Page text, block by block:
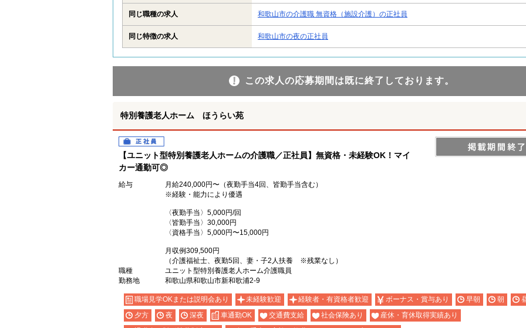
同じ職種の求人 和歌山市の介護職 無資格（施設介護）の正社員
同じ特徴の求人 和歌山市の夜の正社員
この求人の応募期間は既に終了しております。
特別養護老人ホーム ほうらい苑
正社員
【ユニット型特別養護老人ホームの介護職／正社員】無資格・未経験OK！マイ
カー通勤可◎
給与
月給240,000円〜（夜勤手当4回、皆勤手当含む）
※経験・能力により優遇
〈夜勤手当〉5,000円/回
〈皆勤手当〉30,000円
〈資格手当〉5,000円〜15,000円
月収例309,500円
（介護福祉士、夜勤5回、妻・子2人扶養 ※残業なし）
職種
ユニット型特別養護老人ホーム介護職員
勤務地
和歌山県和歌山市新和歌浦2-9
職場見学OKまたは説明会あり 未経験歓迎 経験者・有資格者歓迎 ボーナス・賞与あり 早朝 朝
夕方
夜 深夜 車通勤OK 交通費支給 社会保険あり
産休・育休取得実績あり